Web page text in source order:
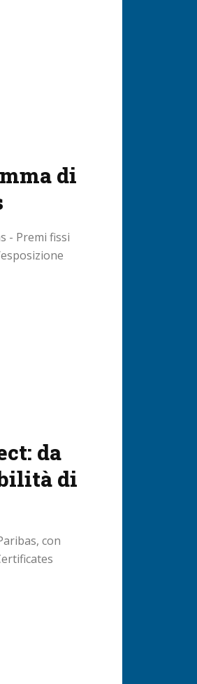
di
- Premi fissi
da
di
con